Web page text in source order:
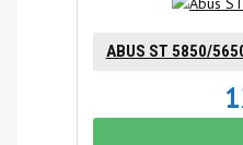
ABUS ST 5850/